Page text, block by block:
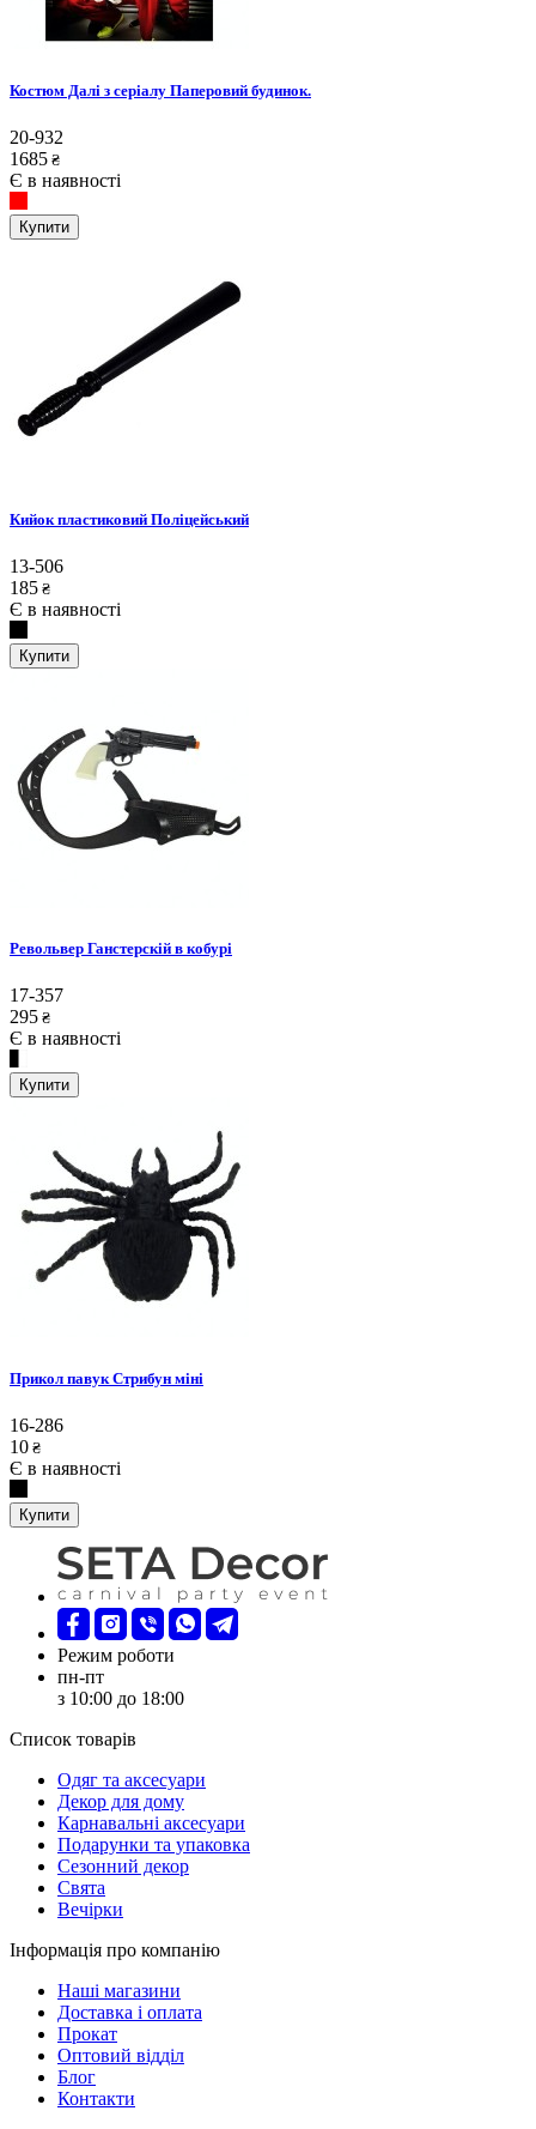
Костюм Далі з серіалу Паперовий будинок.
20-932
1685 ₴
Є в наявності
Купити
Кийок пластиковий Поліцейський
13-506
185 ₴
Є в наявності
Купити
Револьвер Ганстерскій в кобурі
17-357
295 ₴
Є в наявності
Купити
Прикол павук Стрибун міні
16-286
10 ₴
Є в наявності
Купити
Режим роботи
пн-пт
з 10:00 до 18:00
Список товарів
Oдяг та аксесуари
Декор для дому
Карнавальні аксесуари
Подарунки та упаковка
Сезонний декор
Свята
Вечірки
Інформація про компанію
Наші магазини
Доставка і оплата
Прокат
Оптовий відділ
Блог
Контакти